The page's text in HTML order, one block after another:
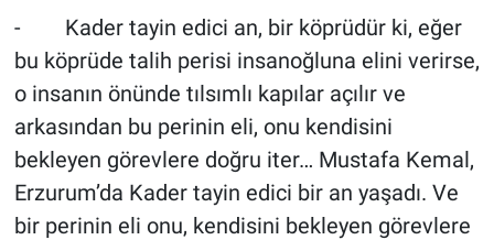
- Kader tayin edici an, bir köprüdür ki, eğer
bu köprüde talih perisi insanoğluna elini verirse,
o insanın önünde tılsımlı kapılar açılır ve
arkasından bu perinin eli, onu kendisini
bekleyen görevlere doğru iter… Mustafa Kemal,
Erzurum’da Kader tayin edici bir an yaşadı. Ve
bir perinin eli onu, kendisini bekleyen görevlere